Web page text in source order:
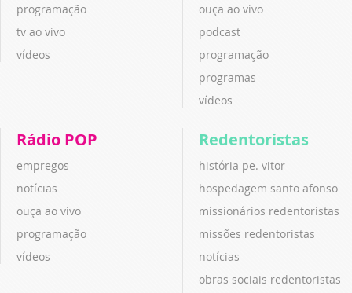
programação
tv ao vivo
vídeos
ouça ao vivo
podcast
programação
programas
vídeos
Rádio POP
empregos
notícias
ouça ao vivo
programação
vídeos
Redentoristas
história pe. vitor
hospedagem santo afonso
missionários redentoristas
missões redentoristas
notícias
obras sociais redentoristas